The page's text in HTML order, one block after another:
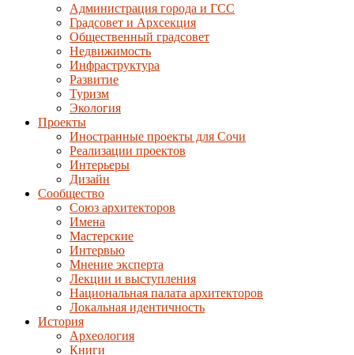
Администрация города и ГСС
Градсовет и Архсекция
Общественный градсовет
Недвижимость
Инфраструктура
Развитие
Туризм
Экология
Проекты
Иностранные проекты для Сочи
Реализации проектов
Интерьеры
Дизайн
Сообщество
Союз архитекторов
Имена
Мастерские
Интервью
Мнение эксперта
Лекции и выступления
Национальная палата архитекторов
Локальная идентичность
История
Археология
Книги